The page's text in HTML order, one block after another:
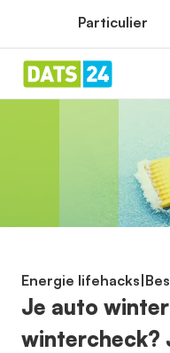
Particulier
Energie lifehacks
Je auto
wintercheck?